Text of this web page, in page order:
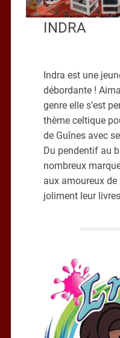
INDRA
Indra est une
débordante !
genre elle s’est
thème celtique
de Guînes avec
Du pendentif au
nombreux
aux amoureux
joliment leur